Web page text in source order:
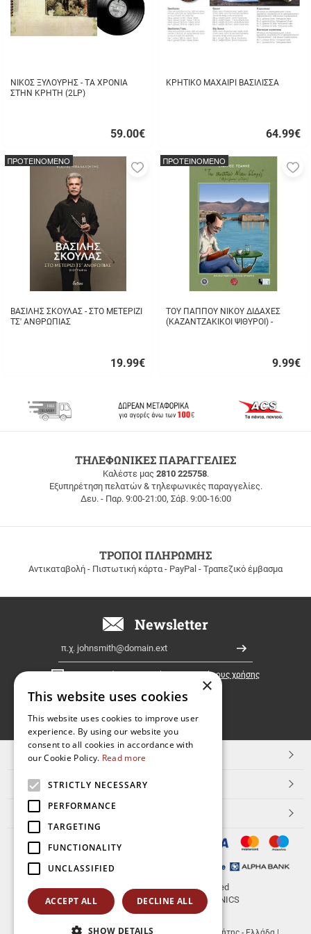
ΝΙΚΟΣ ΞΥΛΟΥΡΗΣ - ΤΑ ΧΡΟΝΙΑ
ΣΤΗΝ ΚΡΗΤΗ (2LP)
59.00€
αγορά
ΚΡΗΤΙΚΟ ΜΑΧΑΙΡΙ ΒΑΣΙΛΙΣΣΑ
64.99€
αγορά
ΒΑΣΙΛΗΣ ΣΚΟΥΛΑΣ - ΣΤΟ ΜΕΤΕΡΙΖΙ
ΤΣ' ΑΝΘΡΩΠΙΑΣ
19.99€
ΠΡΟΤΕΙΝΟΜΕΝΟ
Προσθήκη
ΤΟΥ ΠΑΠΠΟΥ ΝΙΚΟΥ ΔΙΔΑΧΕΣ
(ΚΑΖΑΝΤΖΑΚΙΚΟΙ ΨΙΘΥΡΟΙ) -
9.99€
ΠΡΟΤΕΙΝΟΜΕΝΟ
παραγγελίες
όλη
ΤΗΛΕΦΩΝΙΚΕΣ ΠΑΡΑΓΓΕΛΙΕΣ
Καλέστε μας 2810 225758.
Εξυπηρέτηση πελατών & τηλεφωνικές παραγγελίες.
Δευ. - Παρ. 9:00-21:00, Σάβ. 9:00-16:00
ΤΡΟΠΟΙ ΠΛΗΡΩΜΗΣ
Αντικαταβολή - Πιστωτική κάρτα - PayPal - Τραπεζικό έμβασμα
Newsletter
Εγγραφή
Έχω διαβάσει κι αποδέχομαι τουςόρους χρήσης
FOLLOW
US
TOP ΚΑΤΗΓΟΡΙΕΣ
ΕΞΥΠΗΡΕΤΗΣΗ ΠΕΛΑΤΩΝ
Aerakis.net
© 2026 aerakis.netAll rights reserved
Designed & developed byNETMECHANICS
×
This website uses cookies
This website uses cookies to improve user
experience. By using our website you
consent to all cookies in accordance with
our Cookie Policy. Read more
STRICTLY NECESSARY
PERFORMANCE
TARGETING
FUNCTIONALITY
UNCLASSIFIED
ACCEPT ALL DECLINE ALL
SHOW DETAILS